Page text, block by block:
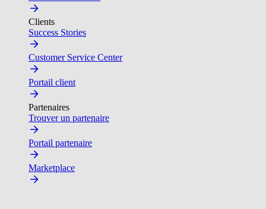
Clients
Success Stories
Customer Service Center
Portail client
Partenaires
Trouver un partenaire
Portail partenaire
Marketplace